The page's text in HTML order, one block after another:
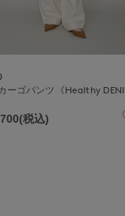
ーゴパンツ《Healthy DENI
税込)